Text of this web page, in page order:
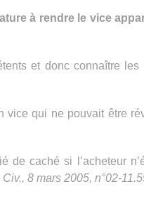
à rendre le vice
et donc connaître les
vice qui ne pouvait être
de caché si l’acheteur
8 mars 2005, n°02-